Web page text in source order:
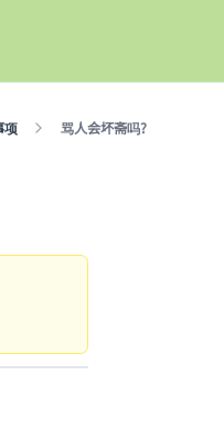
项 骂人会坏斋吗?